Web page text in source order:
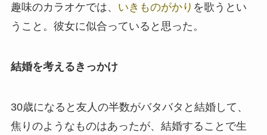
趣味のカラオケでは、 いきものがかり を歌うとい
うこと。彼女に似合っていると思った。
結婚を考えるきっかけ
30歳になると友人の半数がバタバタと結婚して、
焦りのようなものはあったが、結婚することで生